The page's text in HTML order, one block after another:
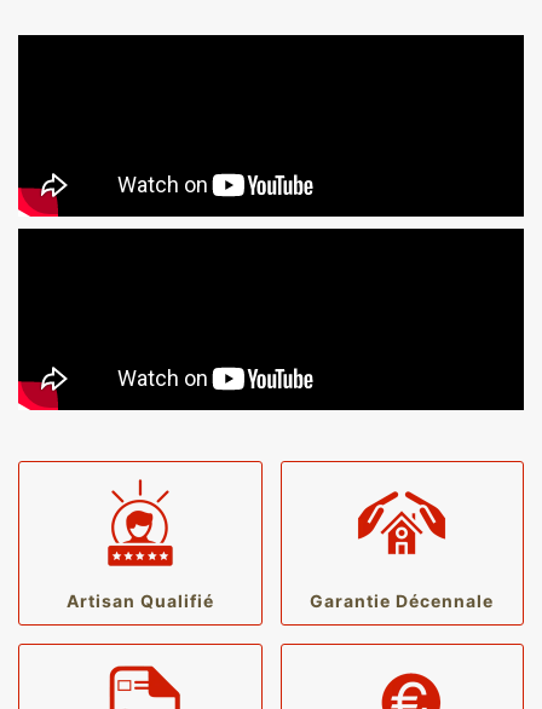
Artisan Qualifié Garantie Décennale